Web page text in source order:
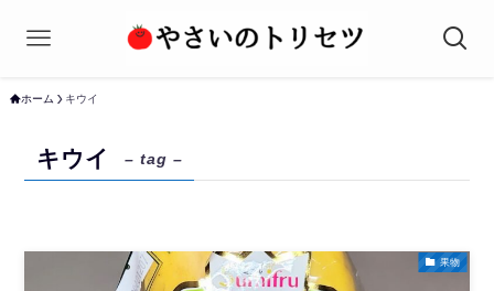
ホーム キウイ
キウイ – tag –
果物